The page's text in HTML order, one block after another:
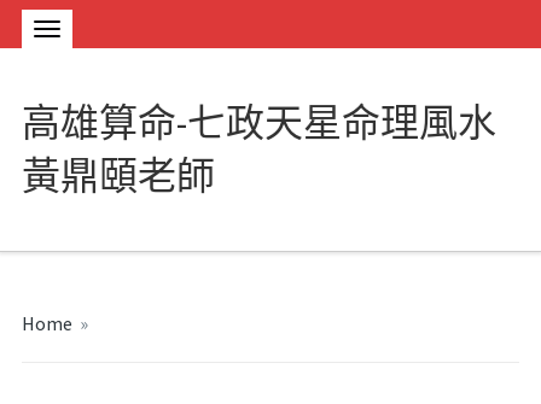
高雄算命-七政天星命理風水
黃鼎頤老師
Home »